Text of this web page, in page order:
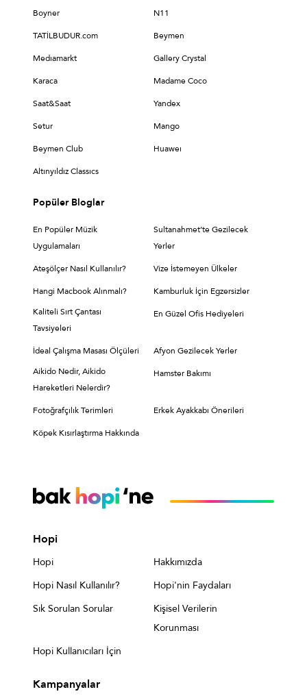
Boyner N11
TATİLBUDUR.com Beymen
Medıamarkt Gallery Crystal
Karaca Madame Coco
Saat&Saat Yandex
Setur Mango
Beymen Club Huaweı
Altınyıldız Classıcs
Popüler Bloglar
En Popüler Müzik
Uygulamaları
Sultanahmet’te Gezilecek
Yerler
Ateşölçer Nasıl Kullanılır? Vize İstemeyen Ülkeler
Hangi Macbook Alınmalı?
Kamburluk İçin Egzersizler
Kaliteli Sırt Çantası
Tavsiyeleri
En Güzel Ofis Hediyeleri
İdeal Çalışma Masası Ölçüleri
Afyon Gezilecek Yerler
Aikido Nedir, Aikido
Hareketleri Nelerdir?
Hamster Bakımı
Fotoğrafçılık Terimleri Erkek Ayakkabı Önerileri
Köpek Kısırlaştırma Hakkında
Hopi
Hopi
Hakkımızda
Hopi Nasıl Kullanılır?
Hopi'nin Faydaları
Sık Sorulan Sorular
Kişisel Verilerin
Korunması
Hopi Kullanıcıları İçin
Kampanyalar